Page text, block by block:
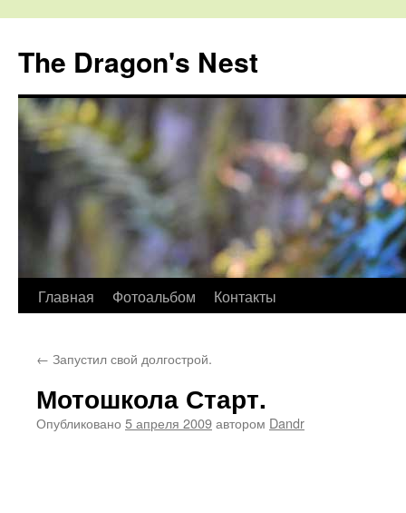
The Dragon's Nest
Перейти
содержимому
Главная Фотоальбом Контакты
← Запустил свой долгострой.
Мотошкола Старт.
Опубликовано 5 апреля 2009автором Dandr